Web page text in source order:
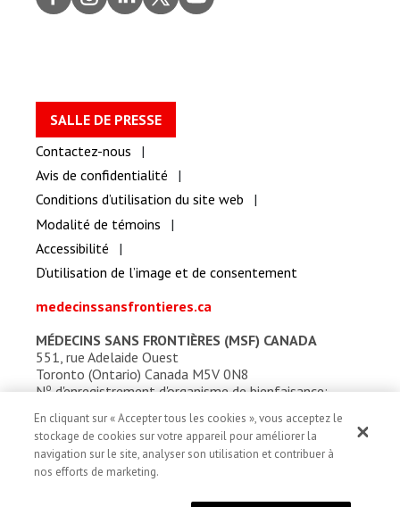
ook
gram dIn
er
be
SALLE DE PRESSE
Contactez-nous
Avis de confidentialité
Conditions d’utilisation du site web
Modalité de témoins
Accessibilité
D’utilisation de l’image et de consentement
medecinssansfrontieres.ca
MÉDECINS SANS FRONTIÈRES (MSF) CANADA
551, rue Adelaide Ouest
Toronto (Ontario) Canada M5V 0N8
Nod'enregistrement d'organisme de bienfaisance:
En cliquant sur « Accepter tous les cookies », vous acceptez le
stockage de cookies sur votre appareil pour améliorer la
navigation sur le site, analyser son utilisation et contribuer à
nos efforts de marketing.